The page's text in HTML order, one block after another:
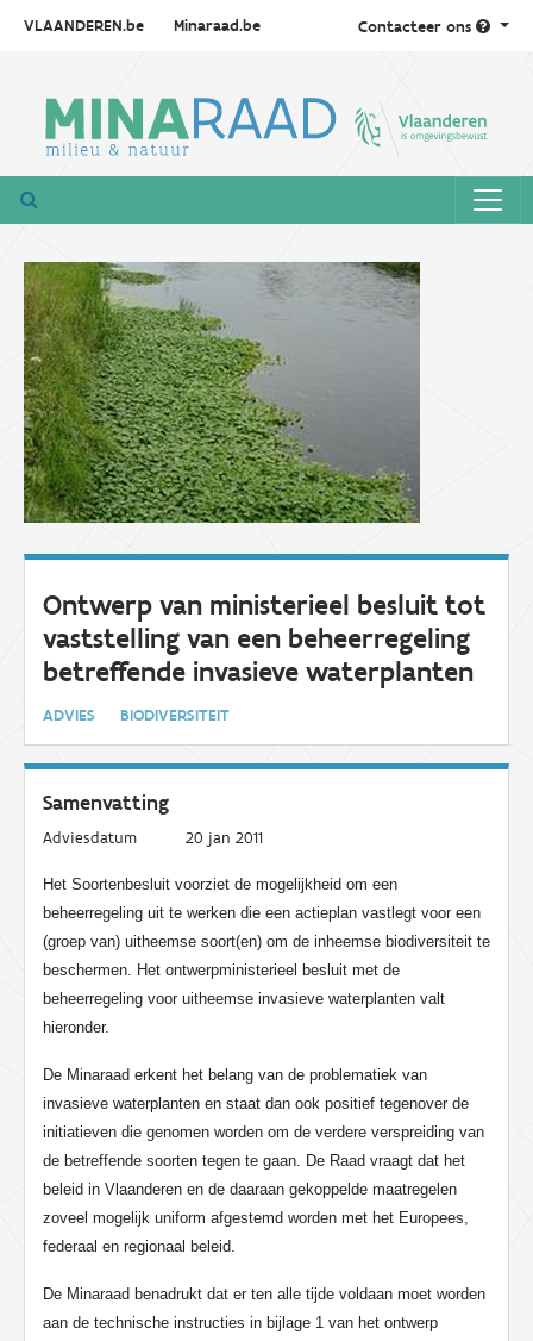
VLAANDEREN.be Minaraad.be Contacteer ons
Ontwerp van ministerieel besluit tot
vaststelling van een beheerregeling
betreffende invasieve waterplanten
ADVIES BIODIVERSITEIT
Samenvatting
Adviesdatum 20 jan 2011
Het Soortenbesluit voorziet de mogelijkheid om een
beheerregeling uit te werken die een actieplan vastlegt voor een
(groep van) uitheemse soort(en) om de inheemse biodiversiteit te
beschermen. Het ontwerpministerieel besluit met de
beheerregeling voor uitheemse invasieve waterplanten valt
hieronder.
De Minaraad erkent het belang van de problematiek van
invasieve waterplanten en staat dan ook positief tegenover de
initiatieven die genomen worden om de verdere verspreiding van
de betreffende soorten tegen te gaan. De Raad vraagt dat het
beleid in Vlaanderen en de daaraan gekoppelde maatregelen
zoveel mogelijk uniform afgestemd worden met het Europees,
federaal en regionaal beleid.
De Minaraad benadrukt dat er ten alle tijde voldaan moet worden
aan de technische instructies in bijlage 1 van het ontwerp